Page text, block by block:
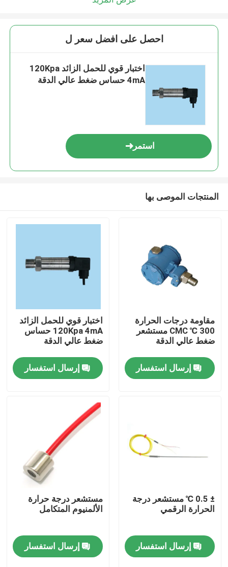
المنزل
حولنا
جولة في المصنع
الحالات
احصل على افضل سعر ل
اختبار قوي للحمل الزائد 120Kpa
4mA حساس ضغط عالي الدقة
استمر
المنتجات الموصى بها
مقاومة درجات الحرارة
300 ℃ CMC مستشعر
ضغط عالي الدقة
إرسال استفسار
اختبار قوي للحمل الزائد
120Kpa 4mA حساس
ضغط عالي الدقة
إرسال استفسار
± 0.5 ℃ مستشعر درجة
الحرارة الرقمي
إرسال استفسار
مستشعر درجة حرارة
الألمنيوم المتكامل
إرسال استفسار